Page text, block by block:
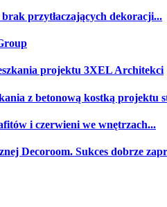
przytłaczających dekoracji...
projektu 3XEL Architekci
z betonową kostką projektu
i czerwieni we wnętrzach...
Decoroom. Sukces dobrze